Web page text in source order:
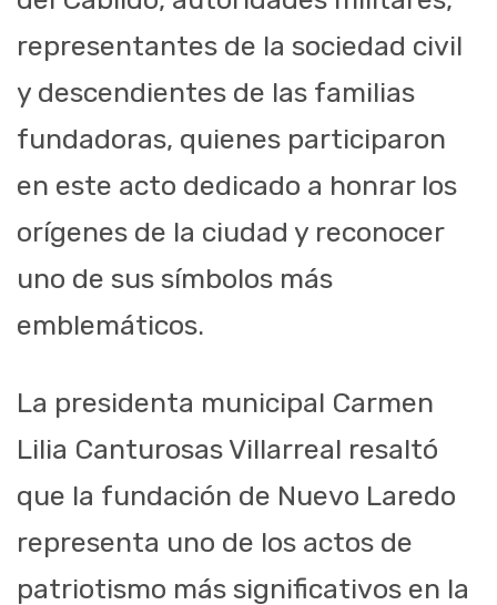
representantes de la sociedad civil
y descendientes de las familias
fundadoras, quienes participaron
en este acto dedicado a honrar los
orígenes de la ciudad y reconocer
uno de sus símbolos más
emblemáticos.
La presidenta municipal Carmen
Lilia Canturosas Villarreal resaltó
que la fundación de Nuevo Laredo
representa uno de los actos de
patriotismo más significativos en la